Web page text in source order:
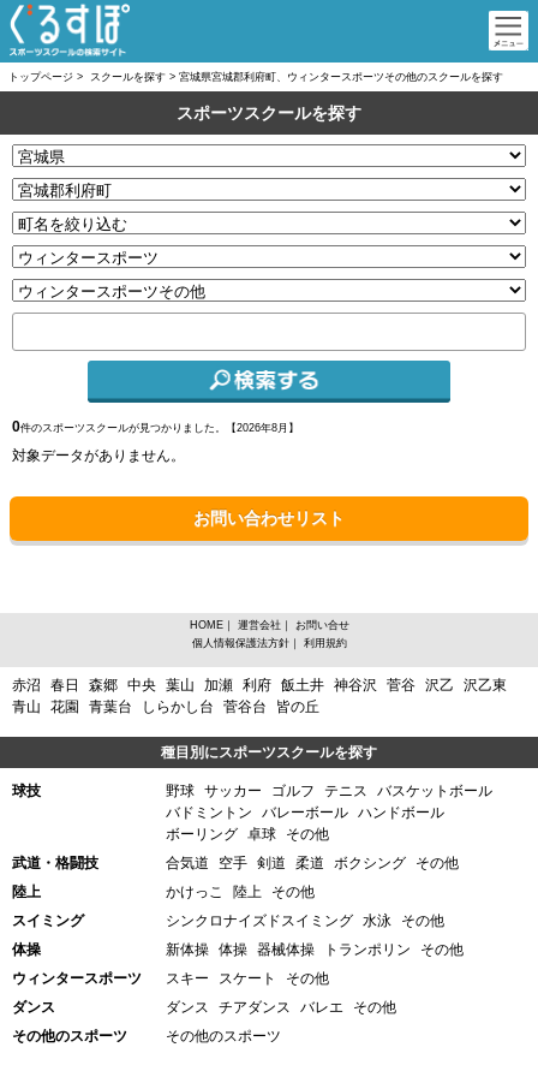
トップページ > スクールを探す > 宮城県宮城郡利府町、ウィンタースポーツその他のスクールを探す
スポーツスクールを探す
0件のスポーツスクールが見つかりました。【2026年8月】
対象データがありません。
お問い合わせリスト
宮城県宮城郡利府町、ウィンタースポーツその他からスポーツスクールを探す
赤沼 春日 森郷 中央 葉山 加瀬 利府 飯土井 神谷沢 菅谷 沢乙
沢乙東
青山
花園 青葉台 しらかし台 菅谷台 皆の丘
種目別にスポーツスクールを探す
球技 野球 サッカー ゴルフ テニス
バスケットボール
バドミントン
バレーボール ハンドボール
ボーリング 卓球
その他
武道・格闘技
合気道 空手 剣道 柔道 ボクシング
その他
陸上
かけっこ 陸上
その他
スイミング
シンクロナイズドスイミング 水泳
その他
体操
新体操 体操 器械体操 トランポリン
その他
ウィンタースポーツ
スキー スケート
その他
ダンス
ダンス チアダンス バレエ
その他
その他のスポーツ
その他のスポーツ
HOME｜ 運営会社 ｜
お問い合せ
個人情報保護法方針｜ 利用規約